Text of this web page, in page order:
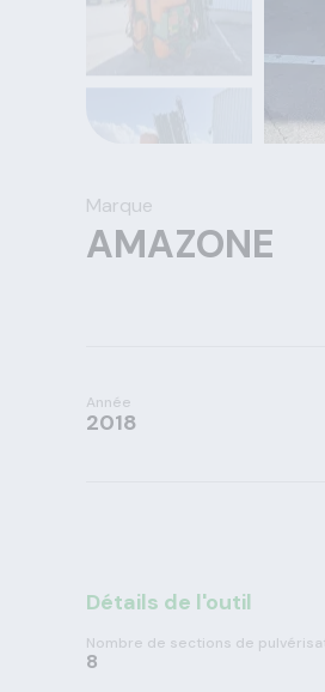
Marque
AMAZONE
Année
2018
Détails de l'outil
Nombre de sections de
8